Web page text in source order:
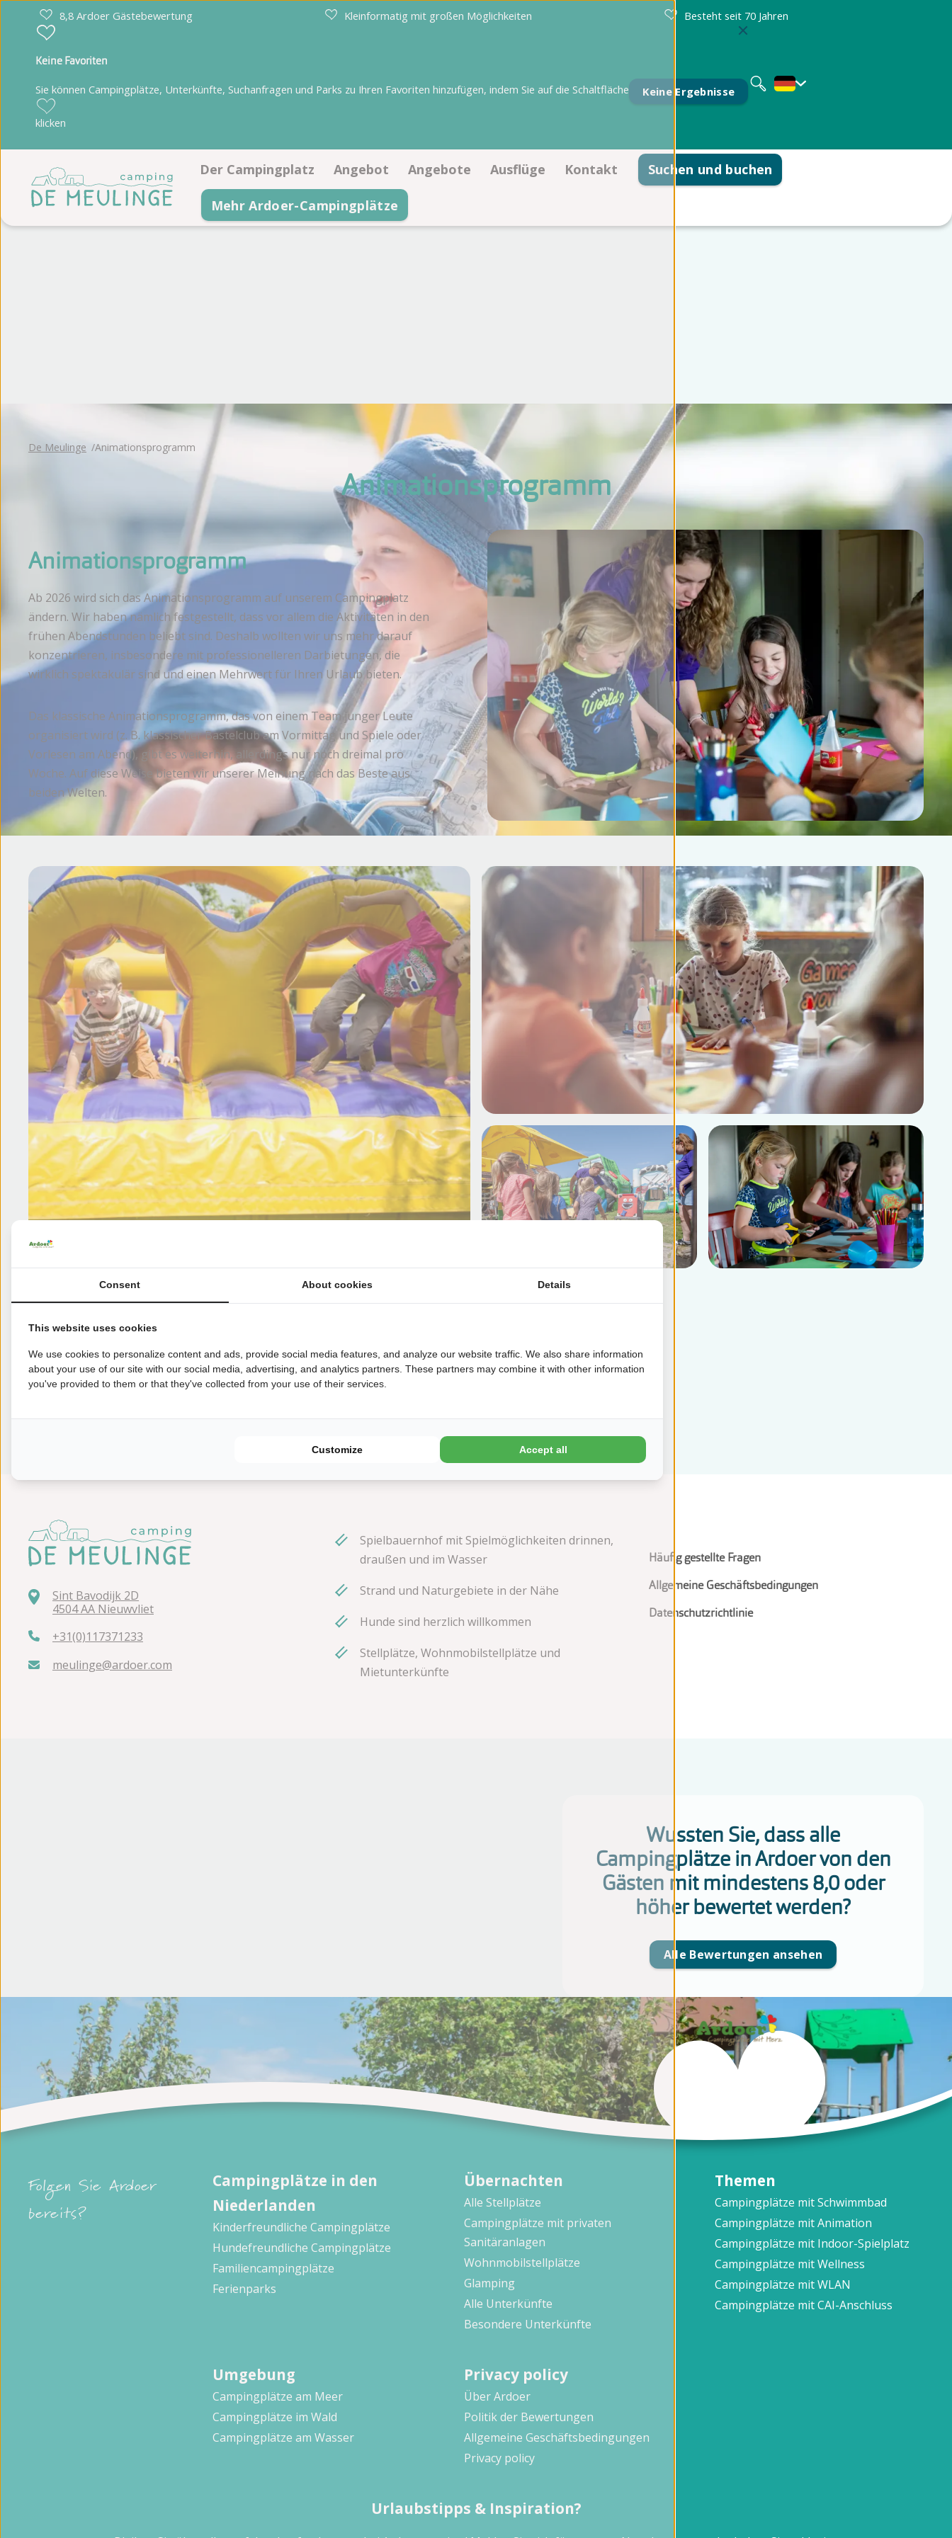
8,8 Ardoer Gästebewertung Kleinformatig mit großen Möglichkeiten Besteht seit 70 Jahren
Keine Ergebnisse
Keine Favoriten
Sie können Campingplätze, Unterkünfte, Suchanfragen und Parks zu Ihren Favoriten hinzufügen, indem Sie auf die Schaltfläche
klicken
English
Der Campingplatz
Einrichtungen
Angebot
Stellplätze
Angebote Ausflüge Kontakt Suchen und buchen
Mehr Ardoer-Campingplätze
De Meulinge Animationsprogramm
Animationsprogramm
Animationsprogramm
Ab 2026 wird sich das Animationsprogramm auf unserem Campingplatz
ändern. Wir haben nämlich festgestellt, dass vor allem die Aktivitäten in den
frühen Abendstunden beliebt sind. Deshalb wollten wir uns mehr darauf
konzentrieren, insbesondere mit professionelleren Darbietungen, die
wirklich spektakulär sind und einen Mehrwert für Ihren Urlaub bieten.
Das klassische Animationsprogramm, das von einem Team junger Leute
organisiert wird (z. B. klassischer Bastelclub am Vormittag und Spiele oder
Vorlesen am Abend), gibt es weiterhin, allerdings nur noch dreimal pro
Woche. Auf diese Weise bieten wir unserer Meinung nach das Beste aus
beiden Welten.
Sint Bavodijk 2D
4504 AA Nieuwvliet
+31(0)117371233
meulinge@ardoer.com
Spielbauernhof mit Spielmöglichkeiten drinnen,
draußen und im Wasser
Strand und Naturgebiete in der Nähe
Hunde sind herzlich willkommen
Stellplätze, Wohnmobilstellplätze und
Mietunterkünfte
Häufig gestellte Fragen
Allgemeine Geschäftsbedingungen
Datenschutzrichtlinie
Wussten Sie, dass alle
Campingplätze in Ardoer von den
Gästen mit mindestens 8,0 oder
höher bewertet werden?
Alle Bewertungen ansehen
Folgen Sie Ardoer
bereits?
Campingplätze in den
Niederlanden
Kinderfreundliche Campingplätze
Hundefreundliche Campingplätze
Familiencampingplätze
Ferienparks
Übernachten
Alle Stellplätze
Campingplätze mit privaten
Sanitäranlagen
Wohnmobilstellplätze
Glamping
Alle Unterkünfte
Besondere Unterkünfte
Themen
Campingplätze mit Schwimmbad
Campingplätze mit Animation
Campingplätze mit Indoor-Spielplatz
Campingplätze mit Wellness
Campingplätze mit WLAN
Campingplätze mit CAI-Anschluss
Umgebung
Campingplätze am Meer
Campingplätze im Wald
Campingplätze am Wasser
Privacy policy
Über Ardoer
Politik der Bewertungen
Allgemeine Geschäftsbedingungen
Privacy policy
Urlaubstipps & Inspiration?
Consent About cookies Details
This website uses cookies
We use cookies to personalize content and ads, provide social media features, and analyze our website traffic. We also share information
about your use of our site with our social media, advertising, and analytics partners. These partners may combine it with other information
you've provided to them or that they've collected from your use of their services.
Customize Accept all